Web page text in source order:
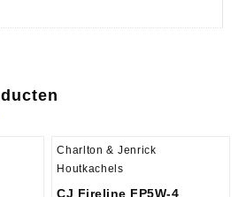
Charlton & Jenrick
Houtkachels
CJ Fireline FP5W-4